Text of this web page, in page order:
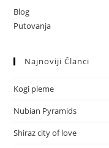
Blog
Putovanja
Najnoviji Članci
Kogi pleme
Nubian Pyramids
Shiraz city of love